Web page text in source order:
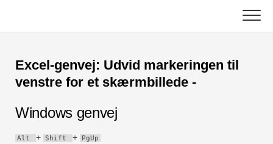
content
Excel-funktioner
Diagram
Excel-tip
C ++
DSA
Excel-genvej: Udvid markeringen til
venstre for et skærmbillede -
Windows genvej
Alt + Shift + PgUp